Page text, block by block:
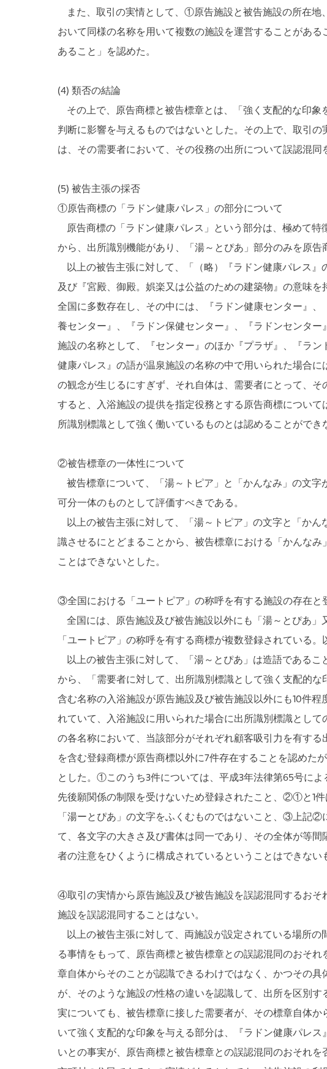
また、取引の実情として、①原告施設と被告施設の所在地
おいて同様の名称を用いて複数の施設を運営することがあ
あること」を認めた。
(4) 類否の結論
その上で、原告商標と被告標章とは、「強く支配的な印
判断に影響を与えるものではないとした。その上で、取引
は、その需要者において、その役務の出所について誤認混
(5) 被告主張の採否
①原告商標の「ラドン健康パレス」の部分について
原告商標の「ラドン健康パレス」という部分は、極めて特
から、出所識別機能があり、「湯～とぴあ」部分のみを原告
以上の被告主張に対して、「（略）『ラドン健康パレス』
及び『宮殿、御殿。娯楽又は公益のための建築物』の意味
全国に多数存在し、その中には、『ラドン健康センター』
養センター』、『ラドン保健センター』、『ラドンセンタ
施設の名称として、『センター』のほか『プラザ』、『ラ
健康パレス』の語が温泉施設の名称の中で用いられた場合
の観念が生じるにすぎず、それ自体は、需要者にとって、
すると、入浴施設の提供を指定役務とする原告商標につい
所識別標識として強く働いているものとは認めることができ
②被告標章の一体性について
被告標章について、「湯～トピア」と「かんなみ」の文
可分一体のものとして評価すべきである。
以上の被告主張に対して、「湯～トピア」の文字と「か
識させるにとどまることから、被告標章における「かんな
ことはできないとした。
③全国における「ユートピア」の称呼を有する施設の存在と
全国には、原告施設及び被告施設以外にも「湯～とぴあ」
「ユートピア」の称呼を有する商標が複数登録されている
以上の被告主張に対して、「湯～とぴあ」は造語であるこ
から、「需要者に対して、出所識別標識として強く支配的
含む名称の入浴施設が原告施設及び被告施設以外にも10件
れていて、入浴施設に用いられた場合に出所識別標識とし
の各名称において、当該部分がそれぞれ顧客吸引力を有す
を含む登録商標が原告商標以外に7件存在することを認めた
とした。①このうち3件については、平成3年法律第65号に
先後願関係の制限を受けないため登録されたこと、②①と1
「湯ーとぴあ」の文字をふくむものではないこと、③上記
て、各文字の大きさ及び書体は同一であり、その全体が等
者の注意をひくように構成されているということはできない
④取引の実情から原告施設及び被告施設を誤認混同するお
施設を誤認混同することはない。
以上の被告主張に対して、両施設が設定されている場所
る事情をもって、原告商標と被告標章との誤認混同のおそ
章自体からそのことが認識できるわけではなく、かつその
が、そのような施設の性格の違いを認識して、出所を区別
実についても、被告標章に接した需要者が、その標章自体
いて強く支配的な印象を与える部分は、『ラドン健康パレ
いとの事実が、原告商標と被告標章との誤認混同のおそれ